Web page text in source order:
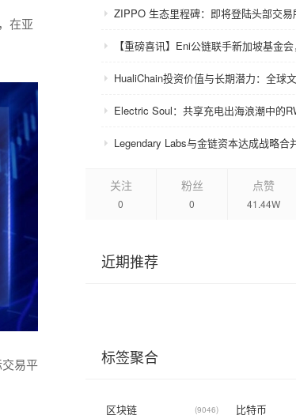
在亚
易平
Electric Soul：共享充电出海浪潮中的
关注
0
粉丝
0
点赞
41.44W
近期推荐
标签聚合
区块链 (9046) 比特币